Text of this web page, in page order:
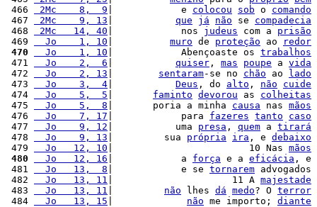
466
2Mc    8,  9 |            e colocou sob o comando
467
2Mc    9, 13 que já não se compadecia
468
2Mc   14, 40 |            nos judeus com a prisão
469
  Jo    1, 10
muro de proteção ao
redor
470
  Jo    1, 10
|            Abençoaste os trabalhos
471
  Jo    2,  6
quiser , mas poupe a vida
472
  Jo    2, 13
sentaram-se no chão ao
lado
473
  Jo    3,  4
Deus , do alto , não
cuide
474
  Jo    5,  5
faminto devorou as colheitas
475
  Jo    5,  8
|       poria a minha causa nas mãos
476
  Jo    7, 17
|            para fazeres tanto
caso
477
  Jo    9, 12
|           uma presa , quem a tirará
478
  Jo    9, 13
|         sua própria ira , e debaixo
479
  Jo   12, 10
|                        10 Nas mãos
480
  Jo   12, 16
|            a força e a eficácia , e
481
  Jo   13,  8
|            e se tornarem advogados
482
  Jo   13, 11
|                     11 A majestade
483
  Jo   13, 11
não lhes dá medo? O terror
484
  Jo   13, 15
não me importo; diante